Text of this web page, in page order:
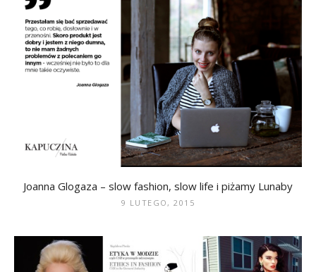
Joanna Glogaza – slow fashion, slow life i piżamy Lunaby
9 LUTEGO, 2015